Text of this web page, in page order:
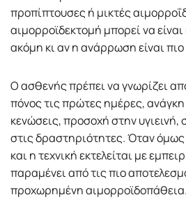
προπίπτουσες ή μικτές
αιμορροϊδεκτομή μπορεί να
ακόμη κι αν η ανάρρωση είναι
Ο ασθενής πρέπει να γνωρίζει
πόνος τις πρώτες ημέρες,
κενώσεις, προσοχή στην
στις δραστηριότητες. Όταν όμως
και η τεχνική εκτελείται με
παραμένει από τις πιο
προχωρημένη αιμορροϊδοπάθεια.